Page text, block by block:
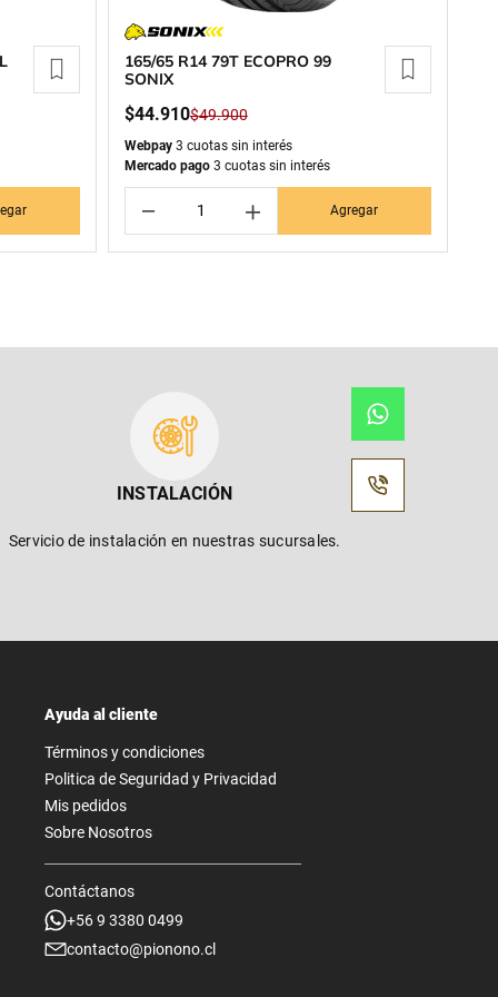
165/65 R14 79T ECOPRO 99
SONIX
$44.910$49.900
Webpay3 cuotas sin interés
Mercado pago3 cuotas sin interés
＋
－ Agregar
INSTALACIÓN
Servicio de instalación en nuestras sucursales.
Ayuda al cliente
Términos y condiciones
Politica de Seguridad y Privacidad
Mis pedidos
Sobre Nosotros
Contáctanos
+56 9 3380 0499
contacto@pionono.cl